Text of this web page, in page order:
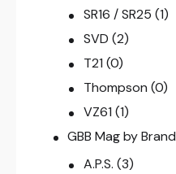
SR16 / SR25 (1)
SVD (2)
T21 (0)
Thompson (0)
VZ61 (1)
GBB Mag by Brand
A.P.S. (3)